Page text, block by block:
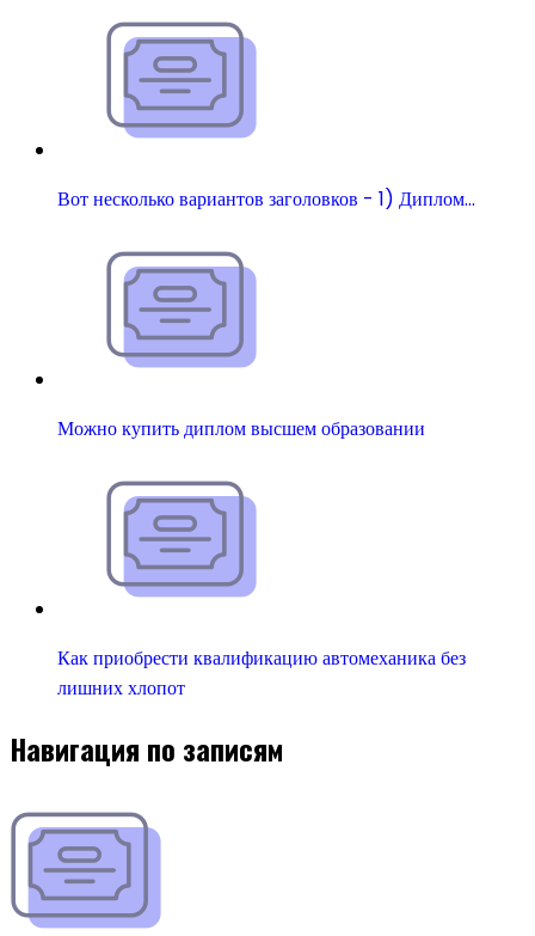
Вот несколько вариантов заголовков - 1) Диплом…
Можно купить диплом высшем образовании
Как приобрести квалификацию автомеханика без
лишних хлопот
Навигация по записям